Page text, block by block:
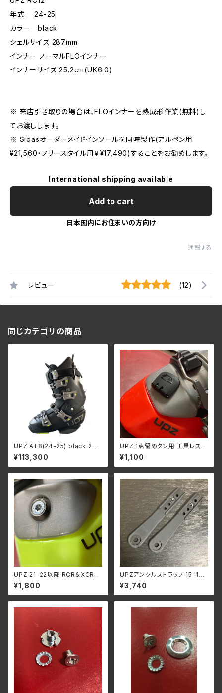
年式 24-25
カラー black
シェルサイズ 287mm
インナー ノーマルFLOインナー
インナーサイズ 25.2cm(UK6.0)
※ 来店引き取りの場合は、FLOインナーを熱成形作業(無料)し
てお渡しします。
※ Sidasオーダーメイドインソールを同時製作(アルペン用
¥21,560・フリースタイル用￥¥17,490)することをお勧めします。
International shipping available
Add to cart
日本国内にお住まいの方向け
通報する
レビュー (12)
同じカテゴリの商品
UPZ AT8(24-25) black 279
mmシェル / FLO 24.0cm イン
ナー
¥113,300
UPZ 1点留めタン用 工具レスビ
ス＆ワッシャー
¥1,100
UPZ 21-22以降 RCR＆XCR用
4バックル 新型アウタータン つ
ま先固定ビス
¥1,800
UPZアンクルストラップ 15-16
以降のブーツ
¥3,740